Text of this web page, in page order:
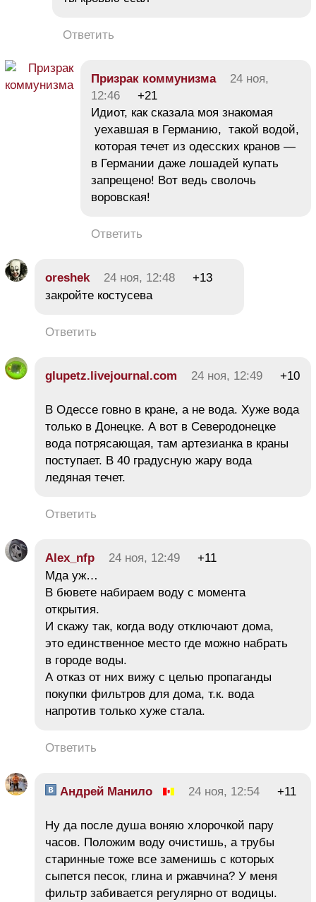
Ответить
Призрак коммунизма
24 ноя,
12:46
+21
Идиот, как сказала моя знакомая
уехавшая в Германию, такой водой,
которая течет из одесских кранов —
в Германии даже лошадей купать
запрещено! Вот ведь сволочь
воровская!
Ответить
oreshek 24 ноя, 12:48
+13
закройте костусева
Ответить
glupetz.livejournal.com 24 ноя, 12:49 +10
В Одессе говно в кране, а не вода. Хуже вода
только в Донецке. А вот в Северодонецке
вода потрясающая, там артезианка в краны
поступает. В 40 градусную жару вода
ледяная течет.
Ответить
Alex_nfp 24 ноя, 12:49
+11
Мда уж…
В бювете набираем воду с момента
открытия.
И скажу так, когда воду отключают дома,
это единственное место где можно набрать
в городе воды.
А отказ от них вижу с целью пропаганды
покупки фильтров для дома, т.к. вода
напротив только хуже стала.
Ответить
Андрей Манило 24 ноя, 12:54 +11
Ну да после душа воняю хлорочкой пару
часов. Положим воду очистишь, а трубы
старинные тоже все заменишь с которых
сыпется песок, глина и ржавчина? У меня
фильтр забивается регулярно от водицы.